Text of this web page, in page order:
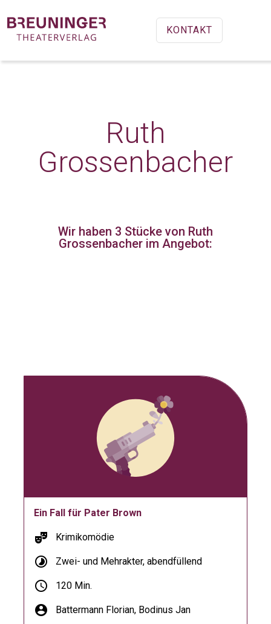
KONTAKT
Ruth
Grossenbacher
Wir haben 3 Stücke von Ruth
Grossenbacher im Angebot:
Ein Fall für Pater Brown
theater_comedy Krimikomödie
timelapse Zwei- und Mehrakter, abendfüllend
schedule 120 Min.
account_circle Battermann Florian,Bodinus Jan